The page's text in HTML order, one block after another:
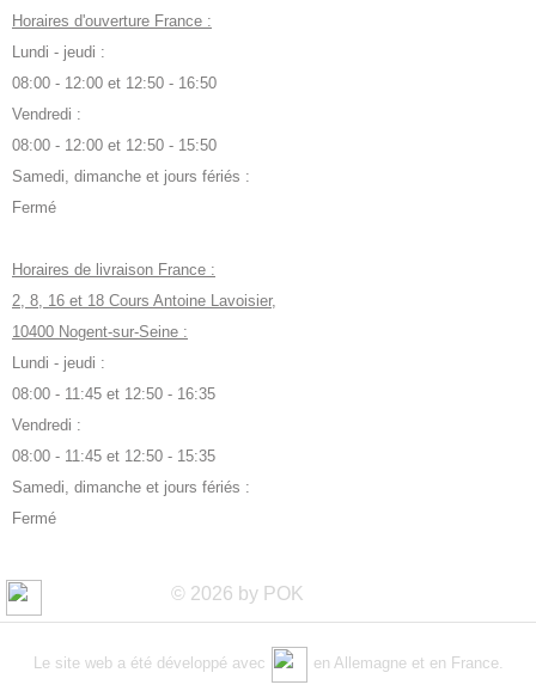
Horaires d'ouverture France :
Lundi - jeudi :
08:00 - 12:00 et 12:50 - 16:50
Vendredi :
08:00 - 12:00 et 12:50 - 15:50
Samedi, dimanche et jours fériés :
Fermé
Horaires de livraison France :
2, 8, 16 et 18 Cours Antoine Lavoisier,
10400 Nogent-sur-Seine :
Lundi - jeudi :
08:00 - 11:45 et 12:50 - 16:35
Vendredi :
08:00 - 11:45 et 12:50 - 15:35
Samedi, dimanche et jours fériés :
Fermé
© 2026 by POK
Le site web a été développé avec en Allemagne et en France.